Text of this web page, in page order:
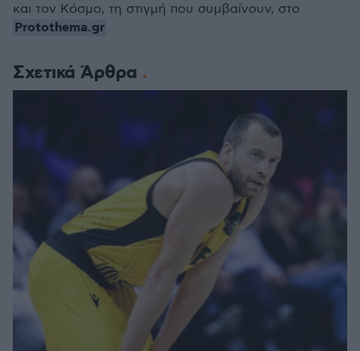
Σχετικά Άρθρα
και τον Κόσμο, τη στιγμή που συμβαίνουν, στο
Protothema.gr